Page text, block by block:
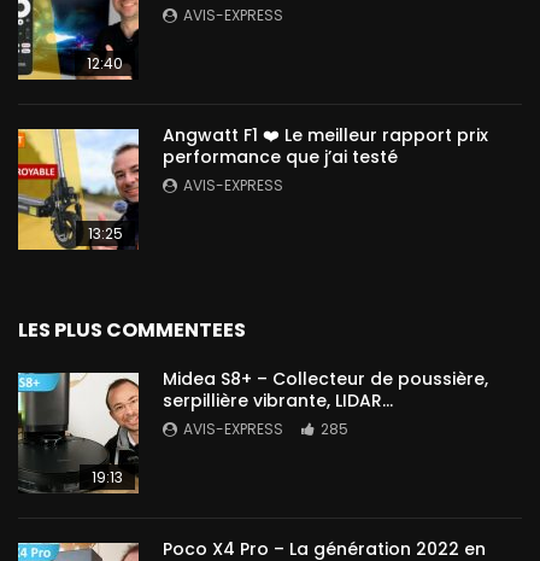
12:40
AVIS-EXPRESS
13:25
Angwatt F1 ❤️ Le meilleur rapport prix
performance que j’ai testé
AVIS-EXPRESS
LES PLUS COMMENTEES
19:13
Midea S8+ – Collecteur de poussière,
serpillière vibrante, LIDAR…
AVIS-EXPRESS 285
Poco X4 Pro – La génération 2022 en